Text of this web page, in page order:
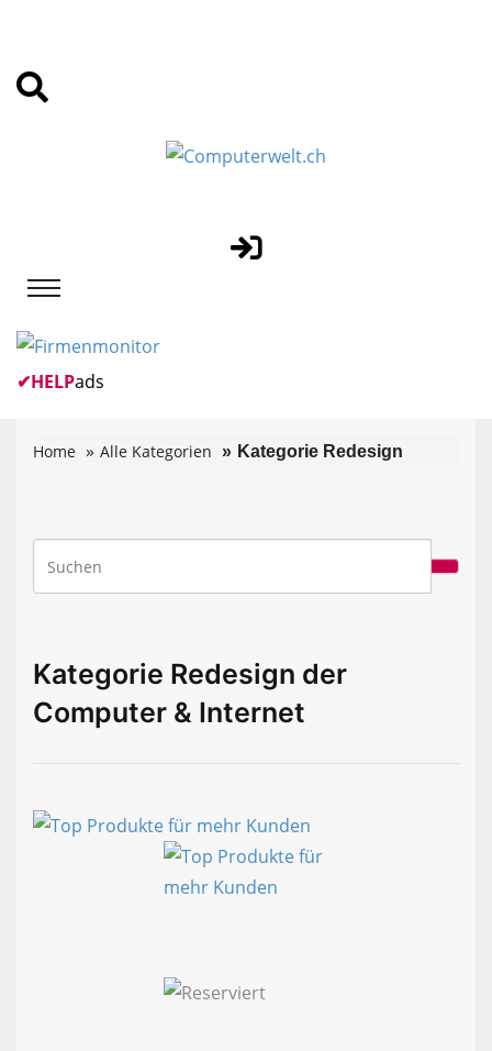
✔HELPads
Home Alle Kategorien Kategorie Redesign
Kategorie Redesign der
Computer & Internet